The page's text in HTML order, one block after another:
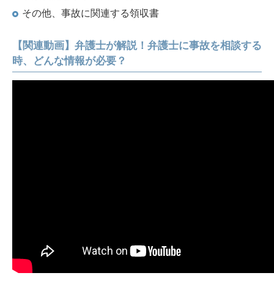
その他、事故に関連する領収書
【関連動画】弁護士が解説！弁護士に事故を相談する
時、どんな情報が必要？